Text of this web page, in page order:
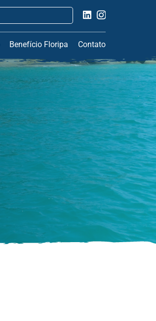
Benefício Floripa Contato